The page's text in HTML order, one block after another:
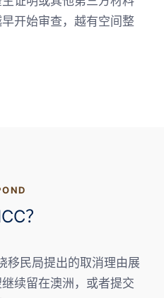
开始审查，越有空间整
？
移民局提出的取消理由展
续留在澳洲，或者提交